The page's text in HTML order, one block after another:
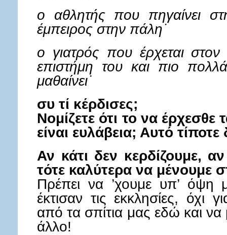
ο αθλητής που πηγαίνει
έμπειρος στην πάλη˙
ο γιατρός που έρχεται
επιστήμη του και πιο
μαθαίνει˙
συ τί κέρδισες;
Νομίζετε ότι το να
είναι ευλάβεια; Αυτό τίποτε
Αν κάτι δεν κερδίζουμε,
τότε καλύτερα να μένουμε
Πρέπει να ’χουμε υπ’ όψη
έκτισαν τις εκκλησίες, όχι
από τα σπίτια μας εδώ και
άλλο!